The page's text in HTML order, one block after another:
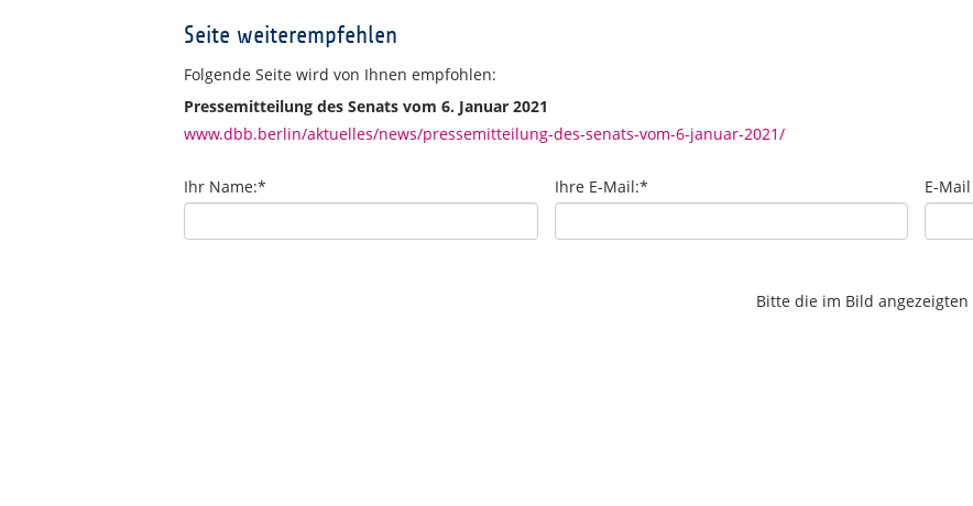
Seite weiterempfehlen
Folgende Seite wird von Ihnen empfohlen:
Pressemitteilung des Senats vom 6. Januar 2021
www.dbb.berlin/aktuelles/news/pressemitteilung-des-senats-vom-6-januar-2021/
Ihr Name:* Ihre E-Mail:* E-
Bitte die im Bild